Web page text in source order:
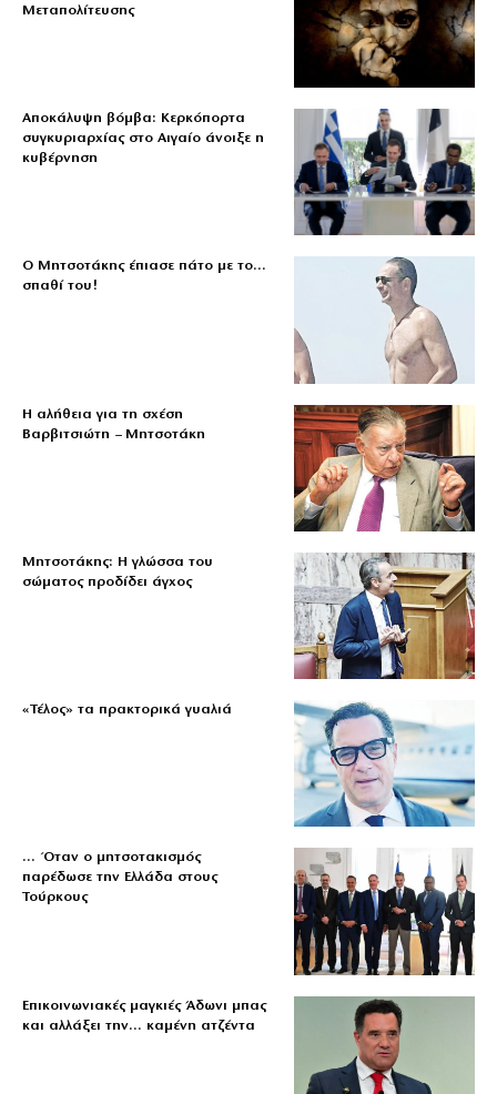
Μεταπολίτευσης
Αποκάλυψη βόμβα: Κερκόπορτα
συγκυριαρχίας στο Αιγαίο άνοιξε η
κυβέρνηση
Ο Μητσοτάκης έπιασε πάτο με το…
σπαθί του!
Η αλήθεια για τη σχέση
Βαρβιτσιώτη – Μητσοτάκη
Μητσοτάκης: Η γλώσσα του
σώματος προδίδει άγχος
«Τέλος» τα πρακτορικά γυαλιά
… Όταν ο μητσοτακισμός
παρέδωσε την Ελλάδα στους
Τούρκους
Επικοινωνιακές μαγκιές Άδωνι μπας
και αλλάξει την… καμένη ατζέντα